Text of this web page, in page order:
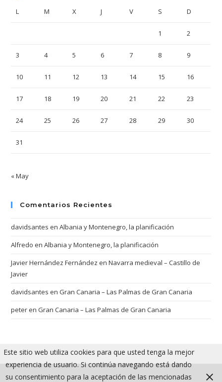
L
M X J V S D
1 2
3 4 5 6 7 8 9
10 11 12 13 14 15 16
17 18 19 20 21 22 23
24 25 26 27 28 29 30
31
« May
Comentarios Recientes
davidsantes enAlbania y Montenegro, la planificación
Alfredo enAlbania y Montenegro, la planificación
Javier Hernández Fernández enNavarra medieval – Castillo de
Javier
davidsantes enGran Canaria – Las Palmas de Gran Canaria
peterenGran Canaria – Las Palmas de Gran Canaria
Este sitio web utiliza cookies para que usted tenga la mejor
experiencia de usuario. Si continúa navegando está dando
su consentimiento para la aceptación de las mencionadas